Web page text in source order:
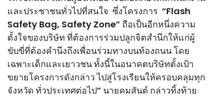
และประชาชนทั่วไปที่สนใจ ซึ่งโครงการ “Flash
Safety Bag, Safety Zone” ถือเป็นอีกหนึ่งความ
ตั้งใจของบริษัท ที่ต้องการร่วมปลูกจิตสำนึกให้แก่ผู้
ขับขี่ที่ต้องคำนึงถึงเพื่อนร่วมทางบนท้องถนน โดย
เฉพาะเด็กและเยาวชน ทั้งนี้ในอนาคตบริษัทตั้งเป้า
ขยายโครงการดังกล่าว ไปสู่โรงเรียนให้ครอบคลุมทุก
จังหวัด ทั่วประเทศต่อไป” นายคมสันต์ กล่าวทิ้งท้าย